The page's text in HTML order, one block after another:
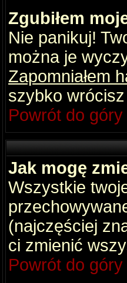
Zgubiłem
Nie panikuj!
można je
Zapomniałem
szybko
Powrót do góry
Jak mogę
Wszystkie
(najczęściej
ci zmienić
Powrót do góry